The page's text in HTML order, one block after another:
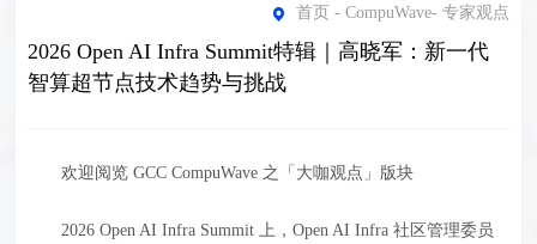
首页 - CompuWave- 专家观点
2026 Open AI Infra Summit特辑｜高晓军：新一代
智算超节点技术趋势与挑战
欢迎阅览 GCC CompuWave 之「大咖观点」版块
2026 Open AI Infra Summit 上，Open AI Infra 社区管理委员